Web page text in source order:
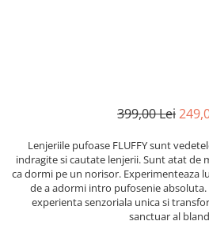
Set Lenjerie De Pat Blana
Persoane
Set Lenjerie Pat Blanita Iepure, 6
Piese, Cu Pilota Inclusa
Lenjerii De Pat Premium Collection
Set Lenjerie De Pat, 7 Piese, Cu
399,00 Lei
Lenjeriile pufoase FLUFFY sunt
indragite si cautate lenjerii. Sunt atat de
ca dormi pe un norisor. Experimenteaza
de a adormi intro pufosenie absoluta.
experienta senzoriala unica si
sanctuar al